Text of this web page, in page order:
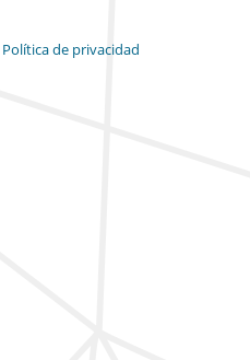
Política de privacidad